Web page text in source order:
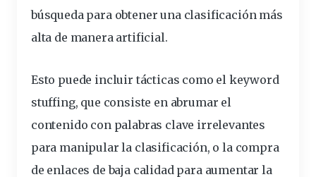
búsqueda para obtener una clasificación más
alta de manera artificial.
Esto puede incluir tácticas como el keyword
stuffing, que consiste en abrumar el
contenido con palabras clave irrelevantes
para manipular la clasificación, o la compra
de enlaces de baja calidad para aumentar la